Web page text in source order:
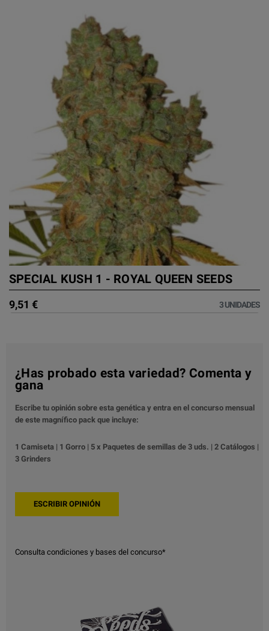
SPECIAL KUSH 1 - ROYAL QUEEN SEEDS
9,51 € 3 UNIDADES
¿Has probado esta variedad? Comenta y
gana
Escribe tu opinión sobre esta genética y entra en el concurso mensual
de este magnífico pack que incluye:
1 Camiseta | 1 Gorro | 5 x Paquetes de semillas de 3 uds. | 2 Catálogos |
3 Grinders
Consulta condiciones y bases del concurso*